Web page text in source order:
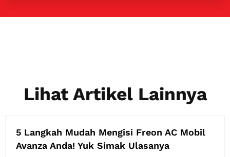
Lihat Artikel Lainnya
5 Langkah Mudah Mengisi Freon AC Mobil
Avanza Anda! Yuk Simak Ulasanya